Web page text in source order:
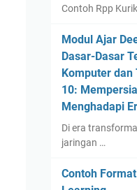
Contoh Rpp
Modul Ajar
Dasar-Dasar
Komputer
10:
Menghadapi
Di era
jaringan …
Contoh